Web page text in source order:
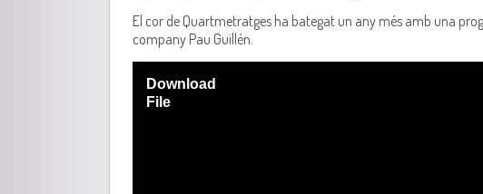
El cor de Quartmetratges ha bategat un any més amb una
company Pau Guillén.
Download
File